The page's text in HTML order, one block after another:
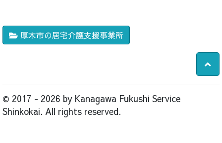
厚木市の居宅介護支援事業所
© 2017 - 2026 by Kanagawa Fukushi Service
Shinkokai. All rights reserved.